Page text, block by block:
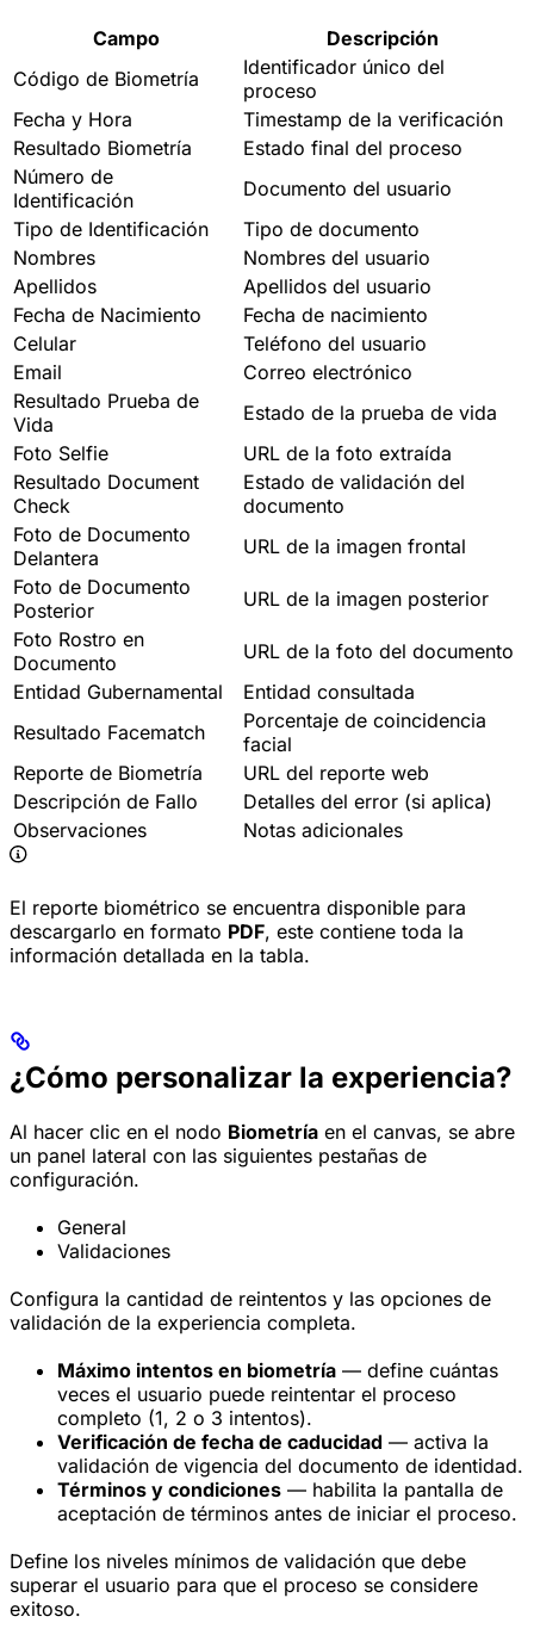
Campo
Descripción
Código de Biometría
Identificador único del
proceso
Fecha y Hora
Timestamp de la verificación
Resultado Biometría
Estado final del proceso
Número de
Identificación
Documento del usuario
Tipo de Identificación
Tipo de documento
Nombres
Nombres del usuario
Apellidos
Apellidos del usuario
Fecha de Nacimiento
Fecha de nacimiento
Celular
Teléfono del usuario
Email
Correo electrónico
Resultado Prueba de
Vida
Estado de la prueba de vida
Foto Selfie
URL de la foto extraída
Resultado Document
Check
Estado de validación del
documento
Foto de Documento
Delantera
URL de la imagen frontal
Foto de Documento
Posterior
URL de la imagen posterior
Foto Rostro en
Documento
URL de la foto del documento
Entidad Gubernamental
Entidad consultada
Resultado Facematch
Porcentaje de coincidencia
facial
Reporte de Biometría
URL del reporte web
Descripción de Fallo
Detalles del error (si aplica)
Observaciones
Notas adicionales
El reporte biométrico se encuentra disponible para
descargarlo en formato PDF, este contiene toda la
información detallada en la tabla.
¿Cómo personalizar la experiencia?
Al hacer clic en el nodo Biometría en el canvas, se abre
un panel lateral con las siguientes pestañas de
configuración.
General
Validaciones
Configura la cantidad de reintentos y las opciones de
validación de la experiencia completa.
Máximo intentos en biometría — define cuántas
veces el usuario puede reintentar el proceso
completo (1, 2 o 3 intentos).
Verificación de fecha de caducidad — activa la
validación de vigencia del documento de identidad.
Términos y condiciones — habilita la pantalla de
aceptación de términos antes de iniciar el proceso.
Define los niveles mínimos de validación que debe
superar el usuario para que el proceso se considere
exitoso.